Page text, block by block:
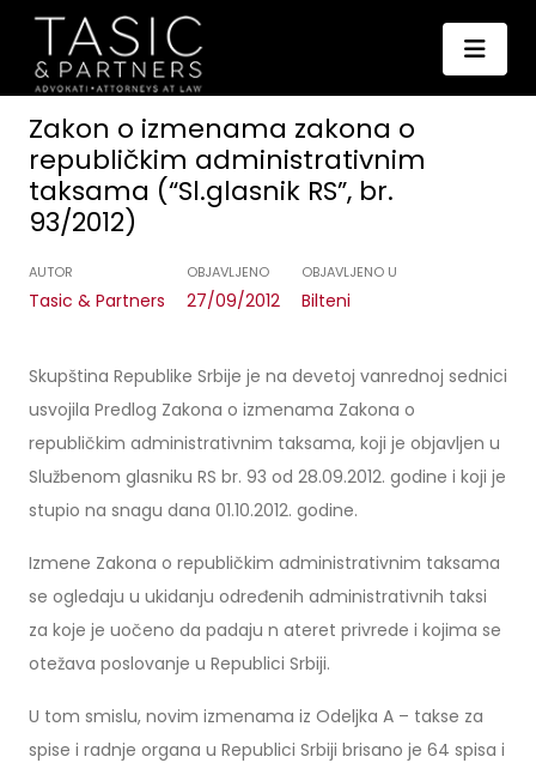
Zakon o izmenama zakona o
republičkim administrativnim
taksama (“Sl.glasnik RS”, br.
93/2012)
AUTOR
Tasic & Partners
OBJAVLJENO
27/09/2012
OBJAVLJENO U
Bilteni
Skupština Republike Srbije je na devetoj vanrednoj sednici
usvojila Predlog Zakona o izmenama Zakona o
republičkim administrativnim taksama, koji je objavljen u
Službenom glasniku RS br. 93 od 28.09.2012. godine i koji je
stupio na snagu dana 01.10.2012. godine.
Izmene Zakona o republičkim administrativnim taksama
se ogledaju u ukidanju određenih administrativnih taksi
za koje je uočeno da padaju n ateret privrede i kojima se
otežava poslovanje u Republici Srbiji.
U tom smislu, novim izmenama iz Odeljka A – takse za
spise i radnje organa u Republici Srbiji brisano je 64 spisa i